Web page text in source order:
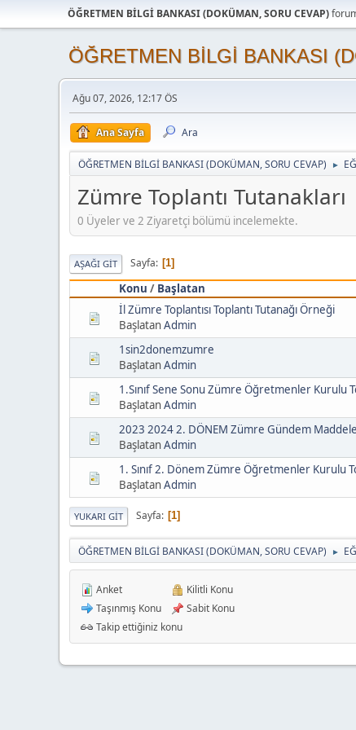
ÖĞRETMEN BİLGİ BANKASI (DOKÜMAN, SORU CEVAP)
ÖĞRETMEN BİLGİ BANKASI
Ağu 07, 2026, 12:17 ÖS
Ana Sayfa Ara
ÖĞRETMEN BİLGİ BANKASI (DOKÜMAN, SORU CEVAP) ►
Zümre Toplantı Tutanakları
0 Üyeler ve 2 Ziyaretçi bölümü incelemekte.
AŞAĞI GIT Sayfa 1
Konu / Başlatan
İl Zümre Toplantısı Toplantı Tutanağı Örneği
BaşlatanAdmin
1sin2donemzumre
BaşlatanAdmin
1.Sınıf Sene Sonu Zümre Öğretmenler Kurulu
BaşlatanAdmin
2023 2024 2. DÖNEM Zümre Gündem
BaşlatanAdmin
1. Sınıf 2. Dönem Zümre Öğretmenler Kurulu
BaşlatanAdmin
YUKARI GIT Sayfa 1
ÖĞRETMEN BİLGİ BANKASI (DOKÜMAN, SORU CEVAP) ►
Anket
Taşınmış Konu
Kilitli Konu
Sabit Konu
Takip ettiğiniz konu